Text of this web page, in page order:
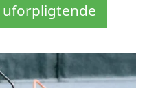
uforpligtende